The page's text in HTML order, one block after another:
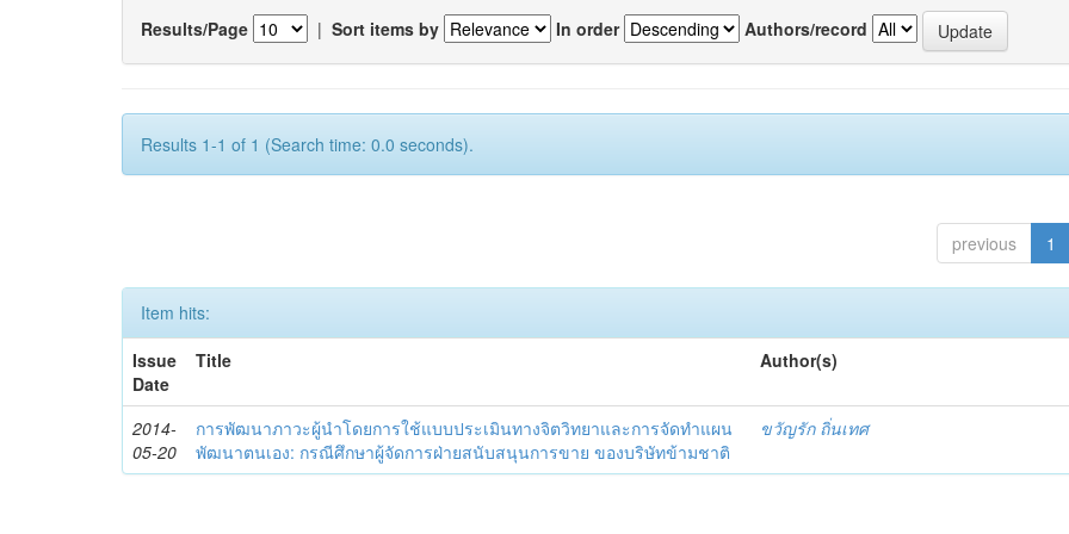
Results/Page | Sort items by In order Authors/record
Results 1-1 of 1 (Search time: 0.0 seconds).
previous 1
Item hits:
Issue
Date
Title Author(s)
2014-
05-20
การพัฒนาภาวะผู้นำโดยการใช้แบบประเมินทางจิตวิทยาและการจัดทำแผน
พัฒนาตนเอง: กรณีศึกษาผู้จัดการฝ่ายสนับสนุนการขาย ของบริษัทข้ามชาติ
ขวัญรัก ถิ่นเทศ